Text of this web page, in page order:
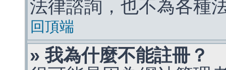
法律諮詢，也不為各種
回頂端
» 我為什麼不能註冊？